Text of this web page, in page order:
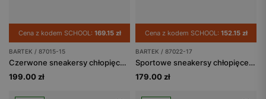
Cena z kodem SCHOOL: 169.15 zł
BARTEK / 87015-15
Czerwone sneakersy chłopięce z zapięciem na pokrętło BARTEK 87015-15
199.00 zł
Cena z kodem SCHOOL: 152.15 zł
BARTEK / 87022-17
Sportowe sneakersy chłopięce z siateczkową cholewką i futurystycznymi detalami BARTEK 87022-17
179.00 zł